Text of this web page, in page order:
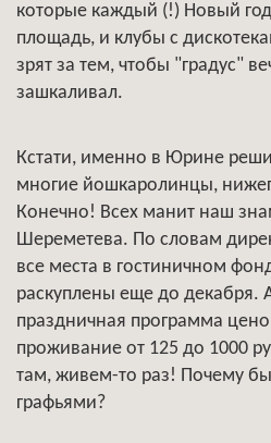
которые каждый (!) Новый
площадь, и клубы с
зрят за тем, чтобы "градус"
зашкаливал.
Кстати, именно в Юрине
многие йошкаролинцы,
Конечно! Всех манит наш
Шереметева. По словам
все места в гостиничном
раскуплены еще до декабря.
праздничная программа
проживание от 125 до 1000
там, живем-то раз! Почему
графьями?